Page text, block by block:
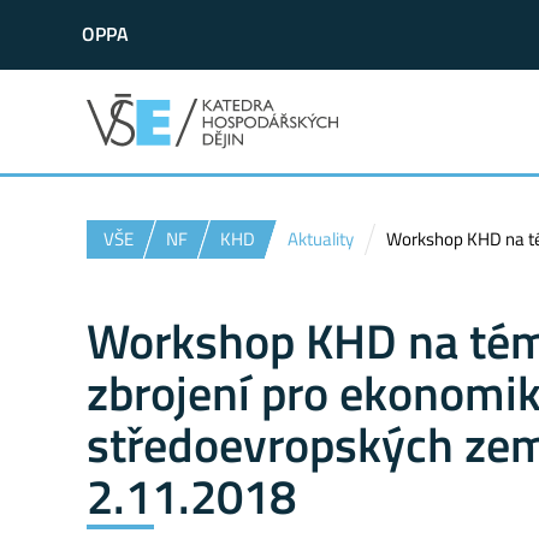
OPPA
VŠE NF KHD Aktuality Workshop KHD na
Workshop KHD na
zbrojení pro
středoevropských
2.11.2018